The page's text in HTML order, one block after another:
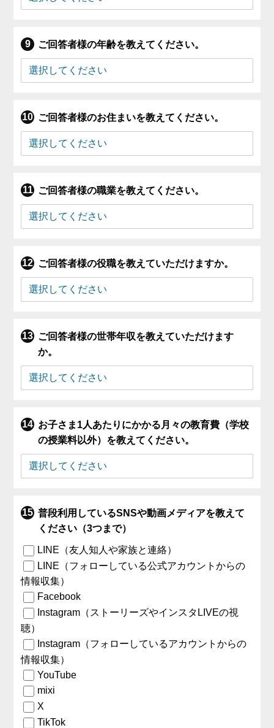
ご回答者様の年齢を教えてください。
ご回答者様のお住まいを教えてください。
ご回答者様の職業を教えてください。
ご回答者様の役職を教えていただけますか。
ご回答者様の世帯年収を教えていただけます
か。
お子さま1人あたりにかかる月々の教育費（学校
の授業料以外）を教えてください。
普段利用しているSNSや動画メディアを教えて
ください（3つまで）
LINE（友人知人や家族と連絡）
LINE（フォローしている公式アカウントからの
情報収集）
Facebook
Instagram（ストーリーズやインスタLIVEの視
聴）
Instagram（フォローしているアカウントからの
情報収集）
YouTube
mixi
X
TikTok